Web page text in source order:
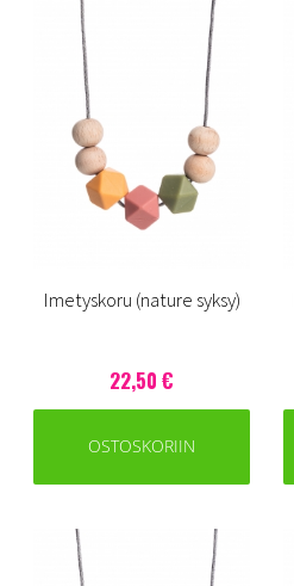
Imetyskoru (nature syksy)
22,50 €
OSTOSKORIIN